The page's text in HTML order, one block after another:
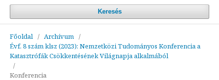
Keresés
Főoldal / Archívum
/
Évf. 8 szám klsz (2023): Nemzetközi Tudományos Konferencia a
Katasztrófák Csökkentésének Világnapja alkalmából
/
Konferencia